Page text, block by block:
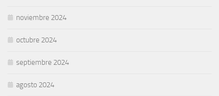
noviembre 2024
octubre 2024
septiembre 2024
agosto 2024